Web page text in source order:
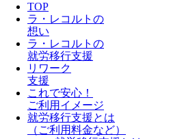
TOP
ラ・レコルトの
想い
ラ・レコルトの
就労移行支援
リワーク
支援
これで安心！
ご利用イメージ
就労移行支援とは
（ご利用料金など）